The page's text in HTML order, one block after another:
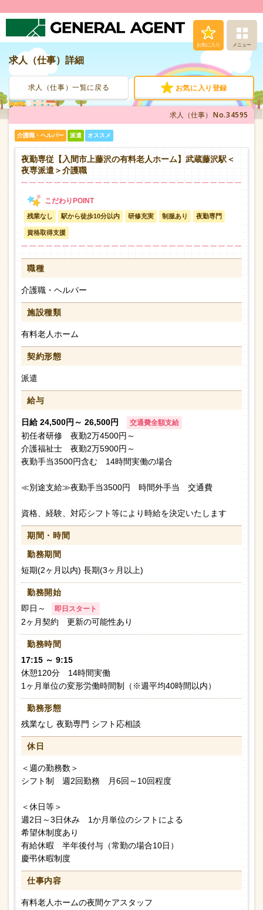
お気に入り メニュー
人材派遣サービス
転職支援サービス
登録から就業まで
お問い合わせ
求人（仕事）詳細
求人（仕事）一覧に戻る お気に入り登録
求人（仕事） No.34595
介護職・ヘルパー 派遣 オススメ
夜勤専従【入間市上藤沢の有料老人ホーム】武蔵藤沢駅＜
夜専派遣＞介護職
残業なし 駅から徒歩10分以内 研修充実 制服あり 夜勤専門
資格取得支援
職種
介護職・ヘルパー
施設種類
有料老人ホーム
契約形態
派遣
給与
日給 24,500円～ 26,500円 交通費全額支給
初任者研修 夜勤2万4500円～
介護福祉士 夜勤2万5900円～
夜勤手当3500円含む 14時間実働の場合
≪別途支給≫夜勤手当3500円 時間外手当 交通費
資格、経験、対応シフト等により時給を決定いたします
期間・時間
勤務期間
短期(2ヶ月以内) 長期(3ヶ月以上)
勤務開始
即日～
即日スタート
2ヶ月契約 更新の可能性あり
勤務時間
17:15 ～ 9:15
休憩120分 14時間実働
1ヶ月単位の変形労働時間制（※週平均40時間以内）
勤務形態
残業なし 夜勤専門 シフト応相談
休日
＜週の勤務数＞
シフト制 週2回勤務 月6回～10回程度
＜休日等＞
週2日～3日休み 1か月単位のシフトによる
希望休制度あり
有給休暇 半年後付与（常勤の場合10日）
慶弔休暇制度
仕事内容
有料老人ホームの夜間ケアスタッフ